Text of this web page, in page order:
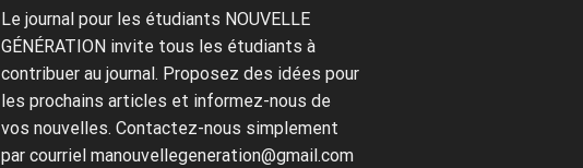
Le journal pour les étudiants NOUVELLE
GÉNÉRATION invite tous les étudiants à
contribuer au journal. Proposez des idées pour
les prochains articles et informez-nous de
vos nouvelles. Contactez-nous simplement
par courriel manouvellegeneration@gmail.com